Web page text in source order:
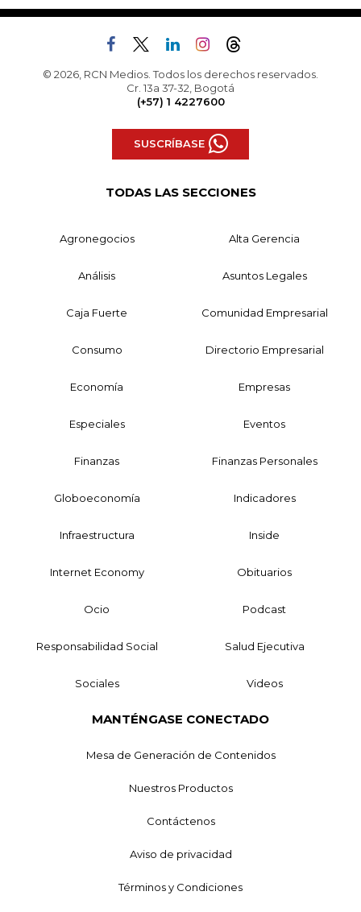
© 2026, RCN Medios. Todos los derechos reservados.
Cr. 13a 37-32, Bogotá
(+57) 1 4227600
SUSCRÍBASE
TODAS LAS SECCIONES
Agronegocios Alta Gerencia
Análisis Asuntos Legales
Caja Fuerte Comunidad Empresarial
Consumo Directorio Empresarial
Economía Empresas
Especiales Eventos
Finanzas Finanzas Personales
Globoeconomía Indicadores
Infraestructura Inside
Internet Economy Obituarios
Ocio Podcast
Responsabilidad Social Salud Ejecutiva
Sociales Videos
MANTÉNGASE CONECTADO
Mesa de Generación de Contenidos
Nuestros Productos
Contáctenos
Aviso de privacidad
Términos y Condiciones